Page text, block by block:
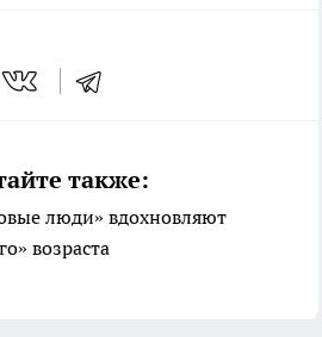
также:
люди» вдохновляют
возраста